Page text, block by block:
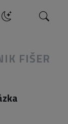
Hledat
FIŠER